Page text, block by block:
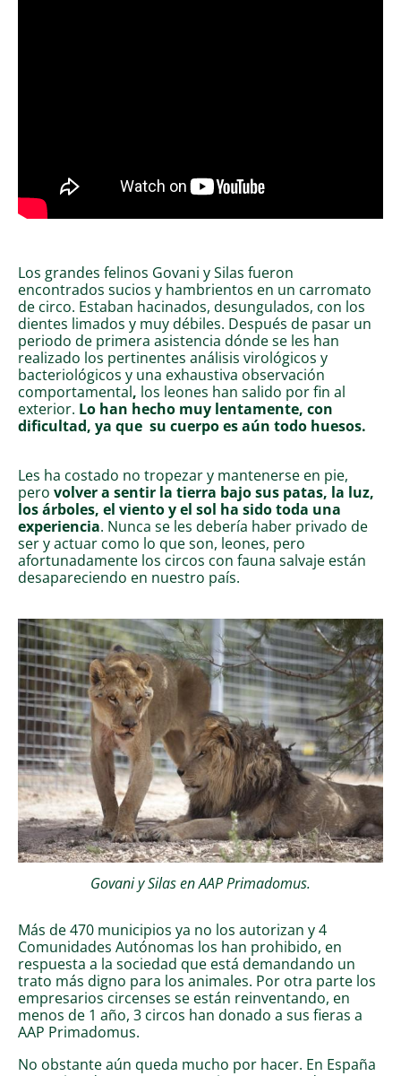
Los grandes felinos Govani y Silas fueron
encontrados sucios y hambrientos en un carromato
de circo. Estaban hacinados, desungulados, con los
dientes limados y muy débiles. Después de pasar un
periodo de primera asistencia dónde se les han
realizado los pertinentes análisis virológicos y
bacteriológicos y una exhaustiva observación
comportamental, los leones han salido por fin al
exterior. Lo han hecho muy lentamente, con
dificultad, ya que su cuerpo es aún todo huesos.
Les ha costado no tropezar y mantenerse en pie,
pero volver a sentir la tierra bajo sus patas, la luz,
los árboles, el viento y el sol ha sido toda una
experiencia. Nunca se les debería haber privado de
ser y actuar como lo que son, leones, pero
afortunadamente los circos con fauna salvaje están
desapareciendo en nuestro país.
Govani y Silas en AAP Primadomus.
Más de 470 municipios ya no los autorizan y 4
Comunidades Autónomas los han prohibido, en
respuesta a la sociedad que está demandando un
trato más digno para los animales. Por otra parte los
empresarios circenses se están reinventando, en
menos de 1 año, 3 circos han donado a sus fieras a
AAP Primadomus.
No obstante aún queda mucho por hacer. En España